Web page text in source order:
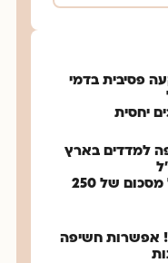
פסיבית בדמי
יחסית
למדדים בארץ
​​ החל מסכום של 250
אפשרות חשיפה